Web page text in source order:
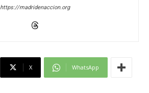
https://madridenaccion.org
X WhatsApp